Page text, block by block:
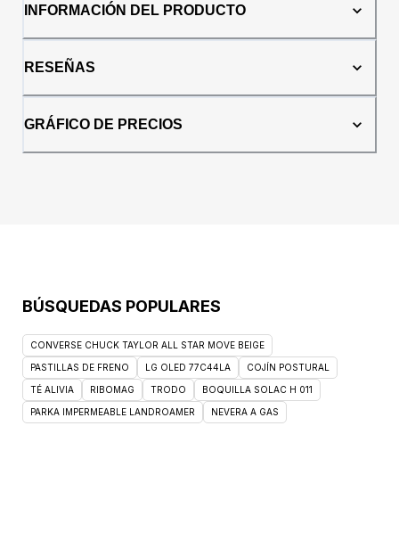
elegir.Beneficios: El juego de utensilios
alimentación independiente. Los mangos
lavar en el lavavajillas. Sin BPA.Edad
INFORMACIÓN DEL PRODUCTO
RESEÑAS
GRÁFICO DE PRECIOS
BÚSQUEDAS POPULARES
CONVERSE CHUCK TAYLOR ALL STAR MOVE BEIGE
PASTILLAS DE FRENO LG OLED 77C44LA COJÍN POSTURAL
TÉ ALIVIA RIBOMAG TRODO BOQUILLA SOLAC H 011
PARKA IMPERMEABLE LANDROAMER NEVERA A GAS